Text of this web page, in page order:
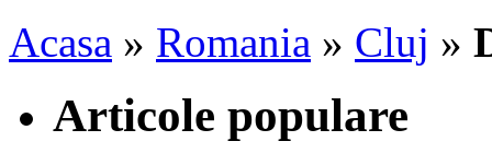
Acasa » Romania » Cluj »
Articole populare